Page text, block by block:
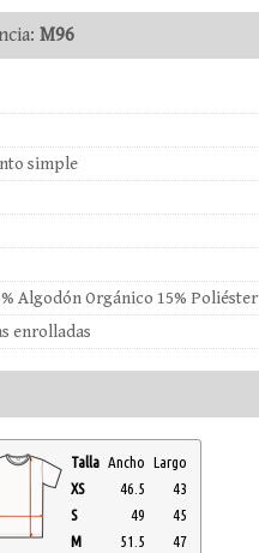
M96
simple
Algodón Orgánico 15% Poliéster
enrolladas
Talla Ancho Largo
XS
46.5
43
S
49
45
M
51.5
47